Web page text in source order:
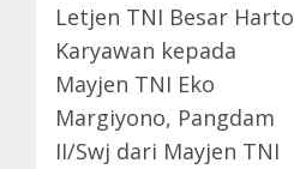
Letjen TNI Besar Harto
Karyawan kepada
Mayjen TNI Eko
Margiyono, Pangdam
II/Swj dari Mayjen TNI